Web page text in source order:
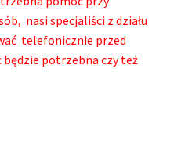
nasi specjaliści z działu
telefonicznie przed
potrzebna czy też